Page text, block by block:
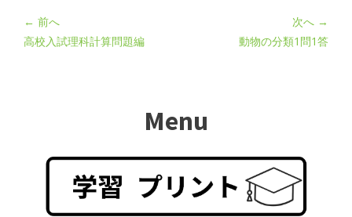
← 前へ
高校入試理科計算問題編
次へ →
動物の分類1問1答
Menu